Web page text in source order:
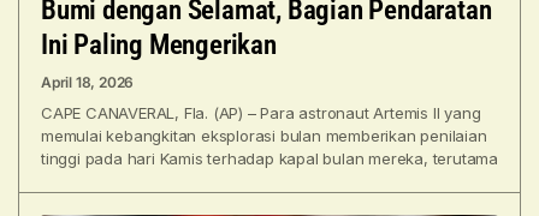
Bumi dengan Selamat, Bagian Pendaratan
Ini Paling Mengerikan
April 18, 2026
CAPE CANAVERAL, Fla. (AP) – Para astronaut Artemis II yang
memulai kebangkitan eksplorasi bulan memberikan penilaian
tinggi pada hari Kamis terhadap kapal bulan mereka, terutama